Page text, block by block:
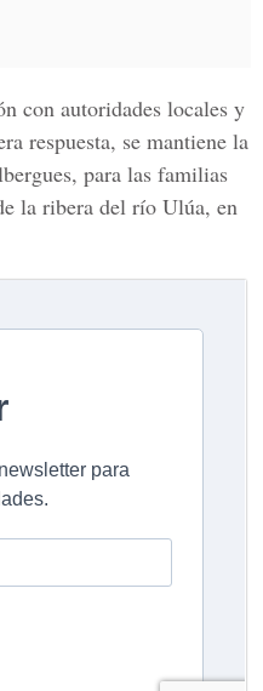
con autoridades locales y
respuesta, se mantiene la
para las familias
la ribera del río Ulúa, en